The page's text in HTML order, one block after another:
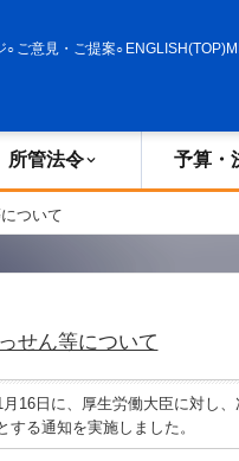
ご意見・ご提案 ENGLISH(TOP)
所管法令 予算・
ついて
せん等について
16日に、厚生労働大臣に対し
る通知を実施しました。